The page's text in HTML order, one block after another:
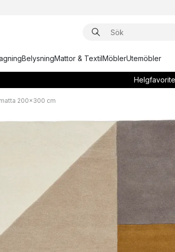
BelysningMattor & TextilMöblerUtemöbler
200x300 cm